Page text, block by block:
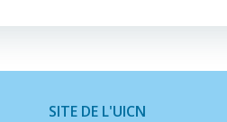
SITE DE L'UICN